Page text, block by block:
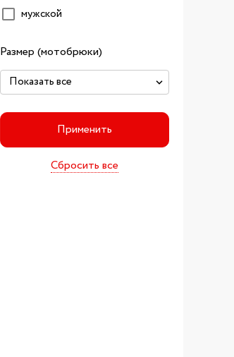
мужской
Размер (мотобрюки)
Применить
Сбросить все